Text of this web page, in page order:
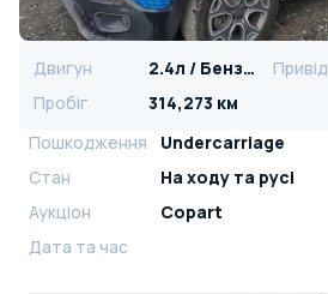
Двигун 2.4л / Бензин Привід
Пробіг
314,273 км
Пошкодження
Undercarriage
Стан
На ​​ходу та русі
Аукціон
Copart
Дата та час